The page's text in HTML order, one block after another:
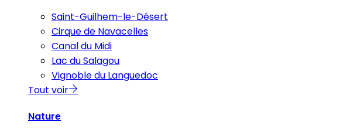
Saint-Guilhem-le-Désert
Cirque de Navacelles
Canal du Midi
Lac du Salagou
Vignoble du Languedoc
Tout voir
Nature